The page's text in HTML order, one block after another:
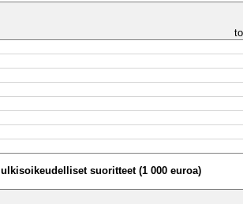
suoritteet (1 000 euroa)